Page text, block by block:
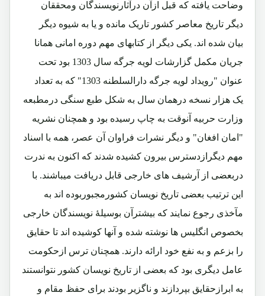
وضاحت یافته که قبل ازآن درآثارنویسندگان ومحققان
دیگر تاریخ معاصر کشور تاریک مانده و یا به شیوه دیگر
بیان شده اند. یکی دیگر از کتابهای مهم دوره امانی همانا
جریان مکمل گزارشات لویه جرگه سال 1303 بود تحت
عنوان "رویداد لویه جرگه دارالسلطنه 1303" که به تعداد
یک هزار نسخه درهمان سال به شکل طبع سنگی درمطبعه
وزارت حربیه آنوقت به چاپ رسیده بود و همچنان نشریه
"امان افغان" و دیگر نشرات فراوان آن عصر، همه با اسناد
مهم دیگرازدسترس بیرون کشیده شدند که اکنون به ندرت
دربعضی از آرشیف های خارجی قابل دریافت میباشند. با
این ترتیب بعضی تاریخ نویسان کشورمجبوربوده اند به
مآخذی رجوع نمایند که بیشترآن بوسیلۀ نویسندگان خارجی
بخصوص انگلیس ها نوشته شده و آنها کوشیده اند تا حقایق
را بزعم و به نفع خود ارائه دارند. همچنان ترس ازحکومت
عامل دیگری بود که بعضی از تاریخ نویسان کشور نتوانستند
به ابرازحقایق بپردازند و ناگزیر بودند برای حفظ مقام و